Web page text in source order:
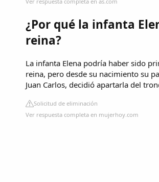
¿Por qué la infanta
reina?
La infanta Elena podría haber sido
reina, pero desde su nacimiento su
Juan Carlos, decidió apartarla del
Solicitud de eliminación
Ver respuesta completa en mujerhoy.com